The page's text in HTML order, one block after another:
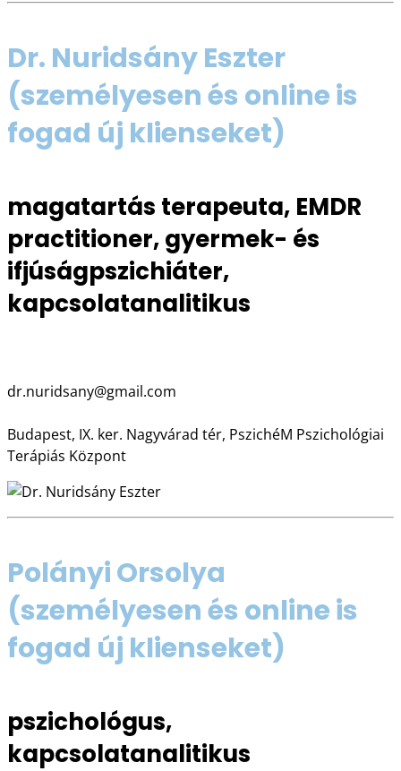
Dr. Nuridsány Eszter
(személyesen és online is
fogad új klienseket)
magatartás terapeuta, EMDR
practitioner, gyermek- és
ifjúságpszichiáter,
kapcsolatanalitikus
dr.nuridsany@gmail.com
Budapest, IX. ker. Nagyvárad tér, PszichéM Pszichológiai
Terápiás Központ
Polányi Orsolya
(személyesen és online is
fogad új klienseket)
pszichológus,
kapcsolatanalitikus